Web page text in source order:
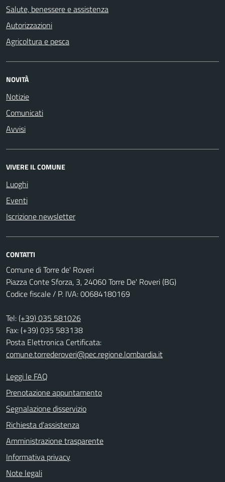
Salute, benessere e assistenza
Autorizzazioni
Agricoltura e pesca
NOVITÀ
Notizie
Comunicati
Avvisi
VIVERE IL COMUNE
Luoghi
Eventi
Iscrizione newsletter
CONTATTI
Comune di Torre de' Roveri
Piazza Conte Sforza, 3, 24060 Torre De' Roveri (BG)
Codice fiscale / P. IVA: 00684180169
Tel:(+39) 035 581026
Fax: (+39) 035 583138
Posta Elettronica Certificata:
comune.torrederoveri@pec.regione.lombardia.it
Leggi le FAQ
Prenotazione appuntamento
Segnalazione disservizio
Richiesta d'assistenza
Amministrazione trasparente
Informativa privacy
Note legali